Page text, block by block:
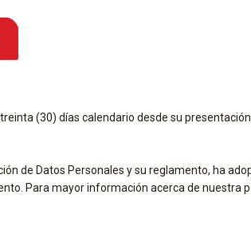
(30) días calendario desde su
de Datos Personales y su reglamento, ha
Para mayor información acerca de nuestra